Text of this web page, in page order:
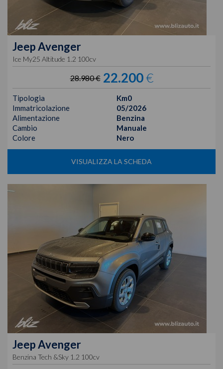
JeepAvenger
Ice My25 Altitude 1.2 100cv
28.980 € 22.200€
Tipologia
Km0
Immatricolazione
05/2026
Alimentazione
Benzina
Cambio
Manuale
Colore
Nero
VISUALIZZA LA SCHEDA
JeepAvenger
Benzina Tech &Sky 1.2 100cv